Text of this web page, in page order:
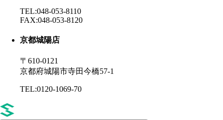
TEL:048-053-8110
FAX:048-053-8120
京都城陽店
〒610-0121
京都府城陽市寺田今橋57-1
TEL:0120-1069-70